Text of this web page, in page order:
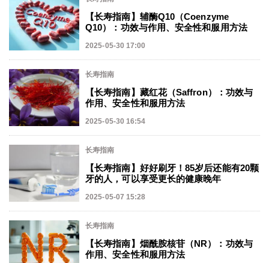
【长寿指南】辅酶Q10（Coenzyme
Q10）：功效与作用、安全性和服用方法
2025-05-30 17:00
长寿指南
【长寿指南】藏红花（Saffron）：功效与
作用、安全性和服用方法
2025-05-30 16:54
长寿指南
【长寿指南】好好刷牙！85岁后还能有20颗
牙的人，可以享受更长的健康晚年
2025-05-07 15:28
长寿指南
【长寿指南】烟酰胺核苷（NR）：功效与
作用、安全性和服用方法